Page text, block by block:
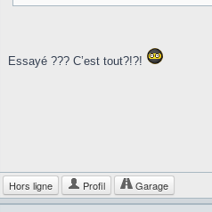
Essayé ??? C’est tout?!?!
Hors ligne Profil Garage